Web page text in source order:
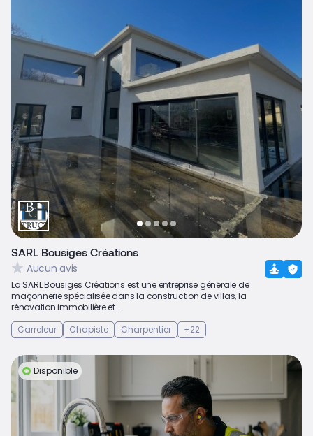
SARL Bousiges Créations
Aucun avis
La SARL Bousiges Créations est une entreprise générale de
maçonnerie spécialisée dans la construction de villas, la
rénovation immobilière et...
Carreleur
Chapiste Charpentier +22
Disponible